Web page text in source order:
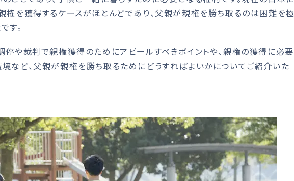
権を獲得するケースがほとんどであり、父親が親権を勝ち取るのは困難を極
す。
や裁判で親権獲得のためにアピールすべきポイントや、親権の獲得に必要
など、父親が親権を勝ち取るためにどうすればよいかについてご紹介いた